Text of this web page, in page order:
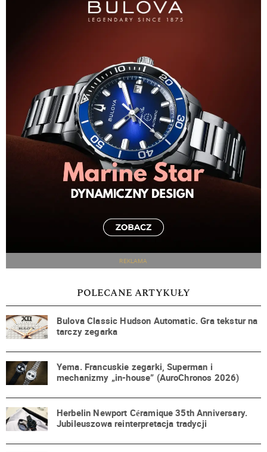
REKLAMA
POLECANE ARTYKUŁY
Bulova Classic Hudson Automatic. Gra tekstur na
tarczy zegarka
Yema. Francuskie zegarki, Superman i
mechanizmy „in-house” (AuroChronos 2026)
Herbelin Newport Céramique 35th Anniversary.
Jubileuszowa reinterpretacja tradycji